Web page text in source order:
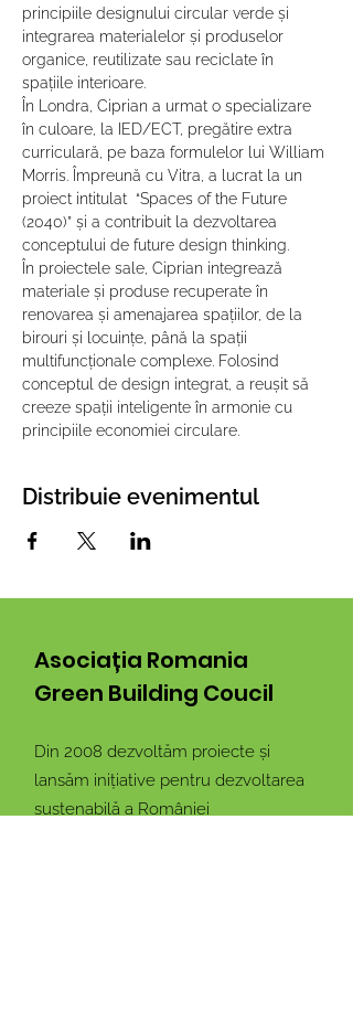
principiile designului circular verde și
integrarea materialelor și produselor
organice, reutilizate sau reciclate în
spațiile interioare.
În Londra, Ciprian a urmat o specializare
în culoare, la IED/ECT, pregătire extra
curriculară, pe baza formulelor lui William
Morris. Împreună cu Vitra, a lucrat la un
proiect intitulat  “Spaces of the Future
(2040)” și a contribuit la dezvoltarea
conceptului de future design thinking.
În proiectele sale, Ciprian integrează
materiale și produse recuperate în
renovarea și amenajarea spațiilor, de la
birouri și locuințe, până la spații
multifuncționale complexe. Folosind
conceptul de design integrat, a reușit să
creeze spații inteligente în armonie cu
principiile economiei circulare.
Distribuie evenimentul
Asociația Romania
Green Building Coucil
Din 2008 dezvoltăm proiecte și
lansăm inițiative pentru dezvoltarea
sustenabilă a României